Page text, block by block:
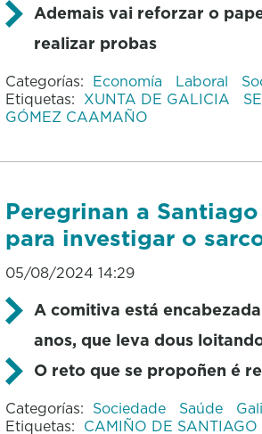
Ademais vai reforzar o
realizar probas
Categorías: Economía Laboral
Etiquetas: XUNTA DE GALICIA
GÓMEZ CAAMAÑO
Peregrinan a
para investigar o
05/08/2024 14:29
A comitiva está
anos, que leva dous
O reto que se propoñen é
Categorías: Sociedade Saúde
Etiquetas: CAMIÑO DE SANTIAGO